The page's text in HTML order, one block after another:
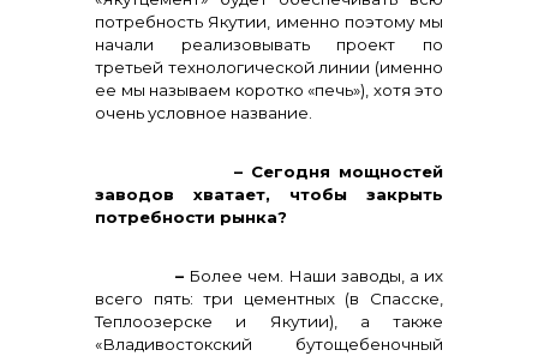
потребность Якутии, именно поэтому мы
начали реализовывать проект по
третьей технологической линии (именно
ее мы называем коротко «печь»), хотя это
очень условное название.
– Сегодня мощностей
заводов хватает, чтобы закрыть
потребности рынка?
– Более чем. Наши заводы, а их
всего пять: три цементных (в Спасске,
Теплоозерске и Якутии), а также
«Владивостокский бутощебеночный